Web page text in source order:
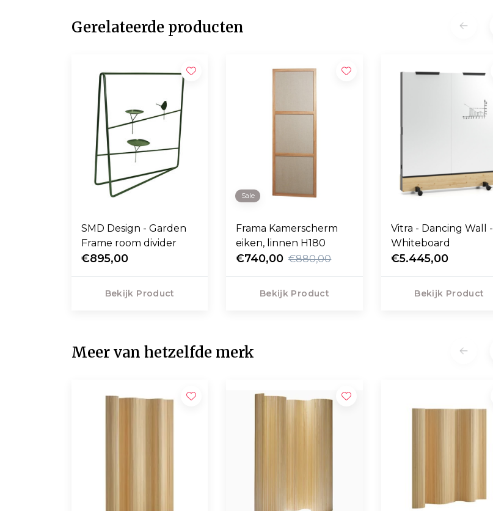
Gerelateerde producten
SMD Design - Garden
Frame room divider
€895,00
Bekijk Product
Sale
Frama Kamerscherm
eiken, linnen H180
€740,00 €880,00
Bekijk Product
Vitra - Dancing Wall -
Whiteboard
€5.445,00
Bekijk Product
Meer van hetzelfde merk